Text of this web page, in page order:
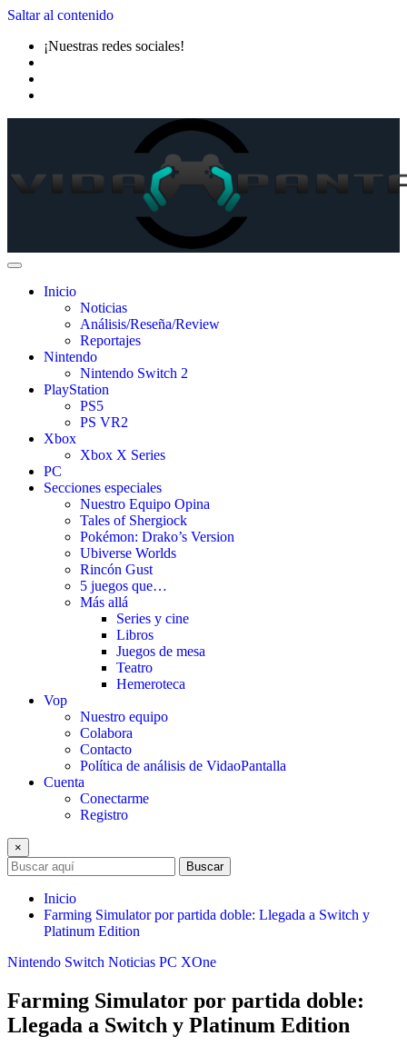
Saltar al contenido
¡Nuestras redes sociales!
Inicio
Noticias
Análisis/Reseña/Review
Reportajes
Nintendo
Nintendo Switch 2
PlayStation
PS5
PS VR2
Xbox
Xbox X Series
PC
Secciones especiales
Nuestro Equipo Opina
Tales of Shergiock
Pokémon: Drako’s Version
Ubiverse Worlds
Rincón Gust
5 juegos que…
Más allá
Series y cine
Libros
Juegos de mesa
Teatro
Hemeroteca
Vop
Nuestro equipo
Colabora
Contacto
Política de análisis de VidaoPantalla
Cuenta
Conectarme
Registro
×
Buscar
Inicio
Farming Simulator por partida doble: Llegada a Switch y
Platinum Edition
Nintendo Switch Noticias PC XOne
Farming Simulator por partida doble:
Llegada a Switch y Platinum Edition